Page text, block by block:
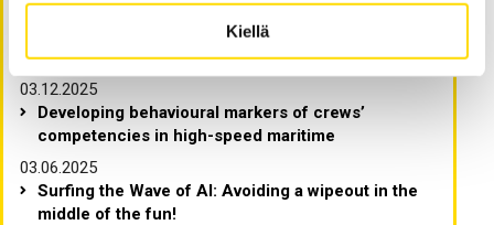
Kiellä
06.02.2026
Tunnereaktiot tiedeviestintään tuskastuttavat jo
ennakkoon
03.12.2025
Developing behavioural markers of crews’
competencies in high-speed maritime
03.06.2025
Surfing the Wave of AI: Avoiding a wipeout in the
middle of the fun!